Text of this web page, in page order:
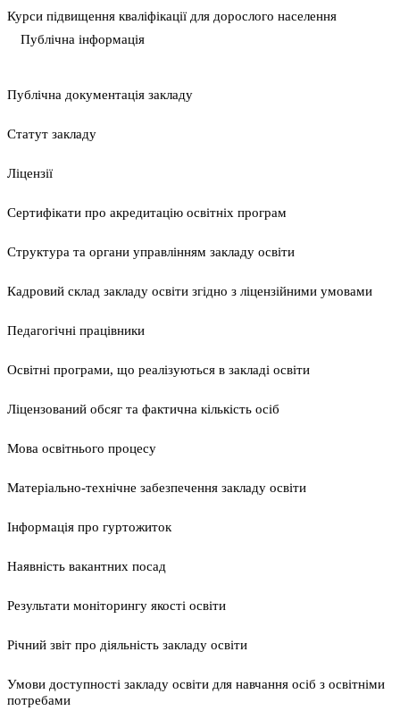
Курси підвищення кваліфікації для дорослого населення
Публічна інформація
Публічна документація закладу
Статут закладу
Ліцензії
Сертифікати про акредитацію освітніх програм
Структура та органи управлінням закладу освіти
Кадровий склад закладу освіти згідно з ліцензійними умовами
Педагогічні працівники
Освітні програми, що реалізуються в закладі освіти
Ліцензований обсяг та фактична кількість осіб
Мова освітнього процесу
Матеріально-технічне забезпечення закладу освіти
Інформація про гуртожиток
Наявність вакантних посад
Результати моніторингу якості освіти
Річний звіт про діяльність закладу освіти
Умови доступності закладу освіти для навчання осіб з освітніми
потребами